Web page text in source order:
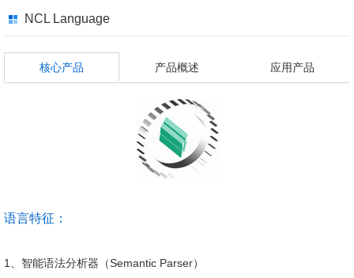
NCL Language
核心产品 产品概述 应用产品
语言特征：
1、智能语法分析器（Semantic Parser）